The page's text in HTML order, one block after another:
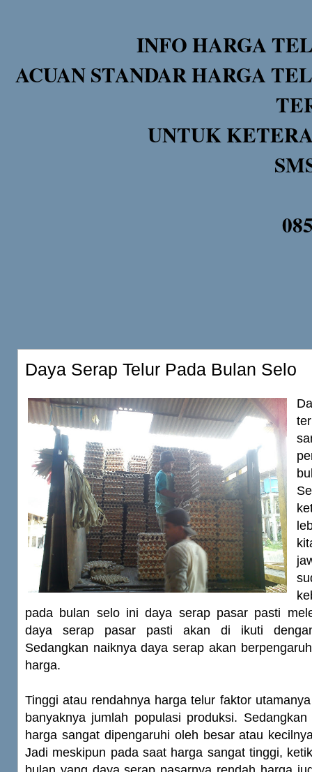
INFO HARGA
ACUAN STANDAR HARGA
UNTUK
Daya Serap Telur Pada Bulan Selo
pada bulan selo ini daya serap pasar pasti
daya serap pasar pasti akan di ikuti
Sedangkan naiknya daya serap akan
harga.
Tinggi atau rendahnya harga telur faktor
banyaknya jumlah populasi produksi.
harga sangat dipengaruhi oleh besar atau
Jadi meskipun pada saat harga sangat tinggi,